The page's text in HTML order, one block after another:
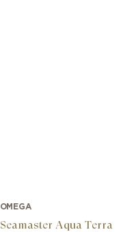
OMEGA
Seamaster Aqua Terra